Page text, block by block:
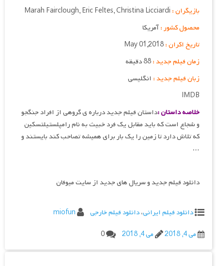
بازیگران :
محصول کشور :آمریکا
تاریخ اکران :
زمان فیلم جدید :
زبان فیلم جدید : انگلیسی
IMDB
خلاصه داستان :داستان فیلم جدید درباره ی گروهی از افراد جنگجو
و شجاع است که باید مقابل یک فرد خبیث به نام رامپلستیلتسکین
که تلاش دارد تا زمین را یک بار برای همیشه تصاحب کند بایستند و
…
دانلود فیلم جدید و سریال های جدید از سایت میوفان
دانلود فیلم ایرانی،دانلود فیلم خارجی
miofun
می 4, 2018
می 4, 2018 0